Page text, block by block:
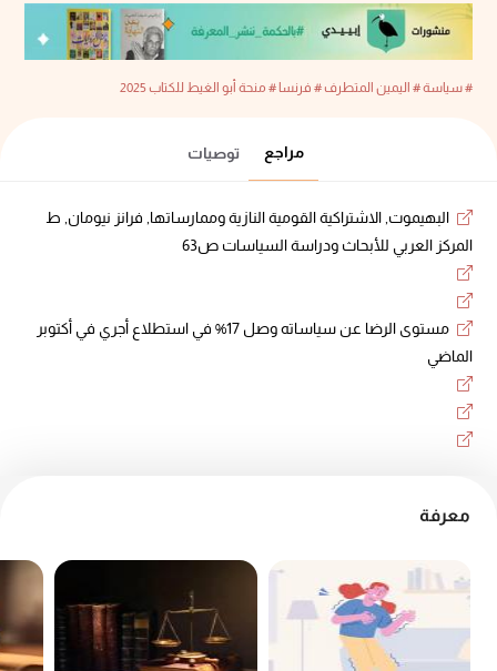
# سياسة# اليمين المتطرف# فرنسا # منحة أبو الغيط للكتاب 2025
مراجع توصيات
البهيموت, الاشتراكية القومية النازية وممارساتها, فرانز نيومان, ط
المركز العربي للأبحاث ودراسة السياسات ص63
مستوى الرضا عن سياساته وصل 17% في استطلاع أجري في أكتوبر
الماضي
معرفة